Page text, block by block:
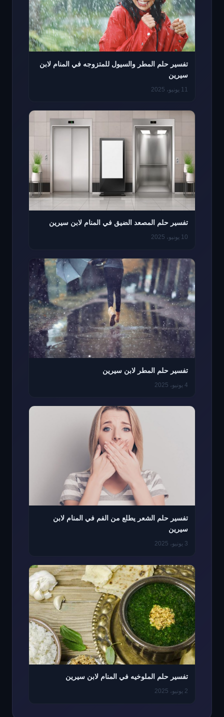
تفسير حلم المطر والسيول للمتزوجه في المنام لابن
سيرين
11 يونيو، 2025
تفسير حلم المصعد الضيق في المنام لابن سيرين
10 يونيو، 2025
تفسير حلم المطر لابن سيرين
4 يونيو، 2025
تفسير حلم الشعر يطلع من الفم في المنام لابن
سيرين
3 يونيو، 2025
تفسير حلم الملوخيه في المنام لابن سيرين
2 يونيو، 2025